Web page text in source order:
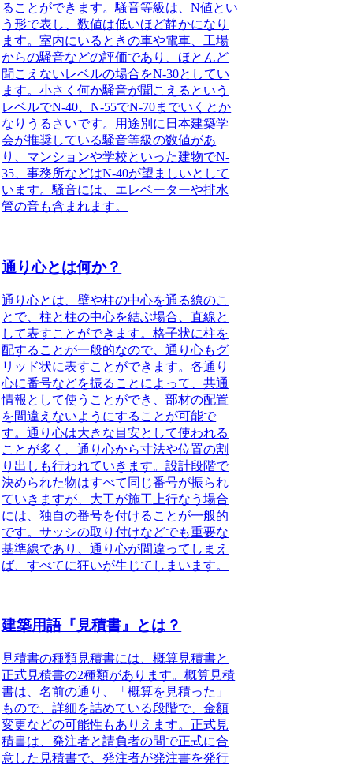
ることができます。騒音等級は、N値とい
う形で表し、数値は低いほど静かになり
ます。室内にいるときの車や電車、工場
からの騒音などの評価であり、ほとんど
聞こえないレベルの場合をN-30としてい
ます。小さく何か騒音が聞こえるという
レベルでN-40、N-55でN-70までいくとか
なりうるさいです。用途別に日本建築学
会が推奨している騒音等級の数値があ
り、マンションや学校といった建物でN-
35、事務所などはN-40が望ましいとして
います。騒音には、エレベーターや排水
管の音も含まれます。
通り心とは何か？
通り心とは、壁や柱の中心を通る線のこ
とで、柱と柱の中心を結ぶ場合、直線と
して表すことができます。格子状に柱を
配することが一般的なので、通り心もグ
リッド状に表すことができます。各通り
心に番号などを振ることによって、共通
情報として使うことができ、部材の配置
を間違えないようにすることが可能で
す。通り心は大きな目安として使われる
ことが多く、通り心から寸法や位置の割
り出しも行われていきます。設計段階で
決められた物はすべて同じ番号が振られ
ていきますが、大工が施工上行なう場合
には、独自の番号を付けることが一般的
です。サッシの取り付けなどでも重要な
基準線であり、通り心が間違ってしまえ
ば、すべてに狂いが生じてしまいます。
建築用語『見積書』とは？
見積書の種類見積書には、概算見積書と
正式見積書の2種類があります。概算見積
書は、名前の通り、「概算を見積った」
もので、詳細を詰めている段階で、金額
変更などの可能性もありえます。正式見
積書は、発注者と請負者の間で正式に合
意した見積書で、発注者が発注書を発行